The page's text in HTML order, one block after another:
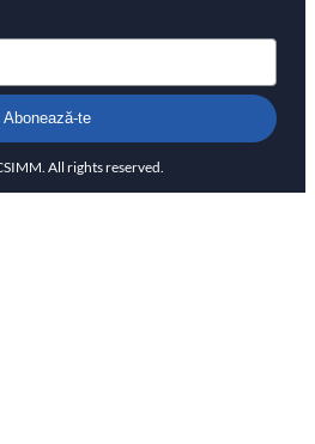
Abonează-te
All rights reserved.